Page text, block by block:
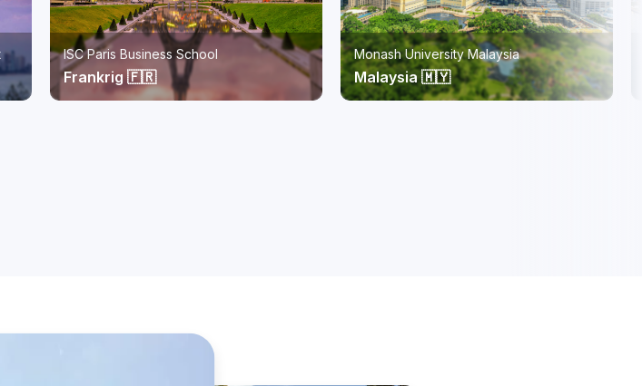
Monash University Malaysia
Malaysia 🇲🇾
RMIT Vietnam
Vietnam 🇻🇳